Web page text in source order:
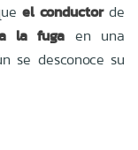
el conductorde
la fuga en una
se desconoce su